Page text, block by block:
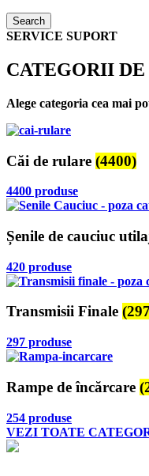
Search
SERVICE SUPORT
CATEGORII DE
Alege categoria cea mai
Căi de rulare (4400)
4400 produse
Șenile de cauciuc
420 produse
Transmisii Finale
297 produse
Rampe de încărcare
254 produse
VEZI TOATE